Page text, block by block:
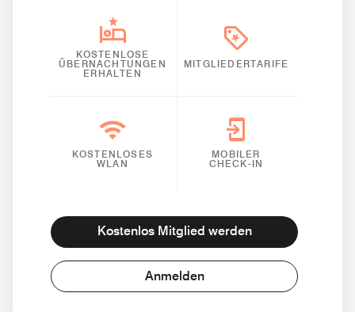
KOSTENLOSE
ÜBERNACHTUNGEN
ERHALTEN
MITGLIEDERTARIFE
KOSTENLOSES
WLAN
MOBILER
CHECK-IN
Kostenlos Mitglied werden
Anmelden